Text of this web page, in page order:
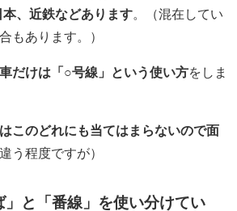
、近鉄などあります 。（混在してい
もあります。）
だけは「○号線」という使い方をしま
このどれにも当てはまらないので面
う程度ですが）
」と「番線」を使い分けてい